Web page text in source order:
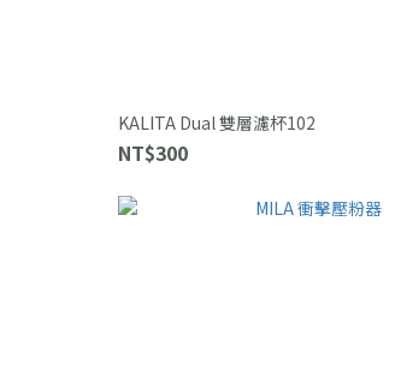
KALITA Dual 雙層濾杯102
NT$300